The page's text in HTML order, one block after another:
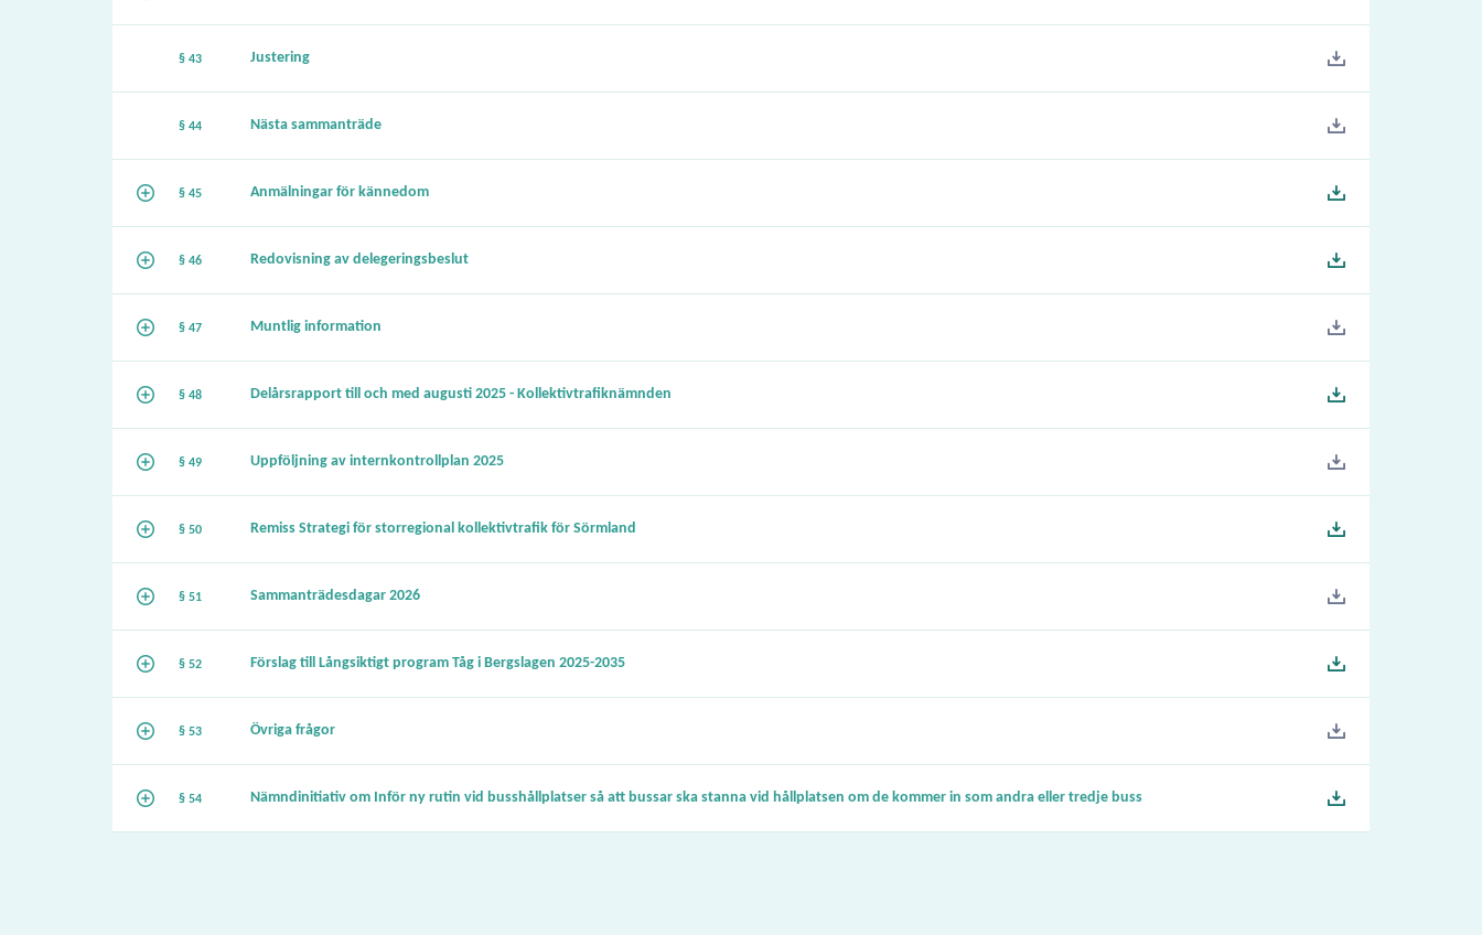
§ 43 Justering
§ 44 Nästa sammanträde
§ 45 Anmälningar för kännedom
§ 46 Redovisning av delegeringsbeslut
§ 47 Muntlig information
§ 48 Delårsrapport till och med augusti 2025 - Kollektivtrafiknämnden
§ 49 Uppföljning av internkontrollplan 2025
§ 50 Remiss Strategi för storregional kollektivtrafik för Sörmland
§ 51 Sammanträdesdagar 2026
§ 52 Förslag till Långsiktigt program Tåg i Bergslagen 2025-2035
§ 53 Övriga frågor
§ 54 Nämndinitiativ om Inför ny rutin vid busshållplatser så att bussar ska stanna vid hållplatsen om de kommer in som andra eller tredje buss